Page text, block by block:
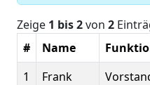
Zeige 1 bis 2von 2
#
Name
1
Frank